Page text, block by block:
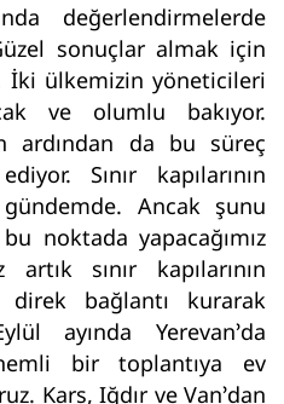
değerlendirmelerde
sonuçlar almak için
İki ülkemizin yöneticileri
ve olumlu bakıyor.
ardından da bu süreç
Sınır kapılarının
gündemde. Ancak şunu
noktada yapacağımız
sınır kapılarının
direk bağlantı kurarak
ayında Yerevan’da
bir toplantıya ev
Kars, Iğdır ve Van’dan